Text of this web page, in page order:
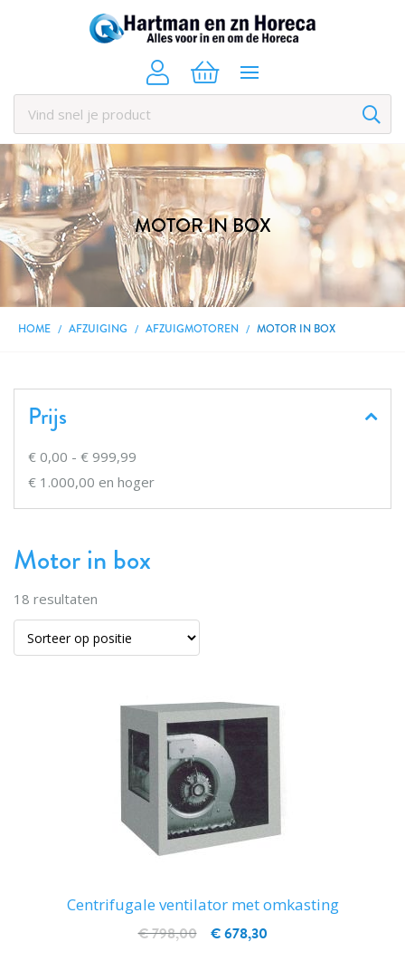
MOTOR IN BOX
HOME AFZUIGING AFZUIGMOTOREN MOTOR IN BOX
Motor in box
18 resultaten
Centrifugale ventilator met omkasting
€ 678,30
€ 798,00
Prijs
€ 0,00 - € 999,99
€ 1.000,00 en hoger